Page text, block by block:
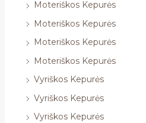
Moteriškos Kepurės
Moteriškos Kepurės
Moteriškos Kepurės
Moteriškos Kepurės
Vyriškos Kepurės
Vyriškos Kepurės
Vyriškos Kepurės